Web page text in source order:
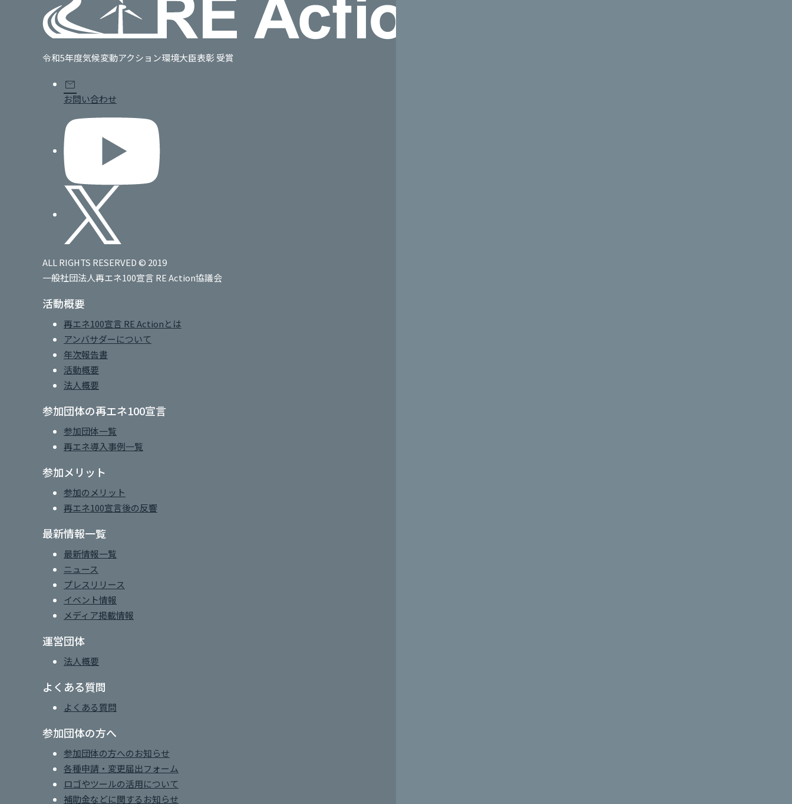
令和5年度気候変動アクション環境大臣表彰 受賞
mail
お問い合わせ
ALL RIGHTS RESERVED © 2019
一般社団法人再エネ100宣言 RE Action協議会
活動概要
再エネ100宣言 RE Actionとは
アンバサダーについて
年次報告書
活動概要
法人概要
参加団体の再エネ100宣言
参加団体一覧
再エネ導入事例一覧
参加メリット
参加のメリット
再エネ100宣言後の反響
最新情報一覧
最新情報一覧
ニュース
プレスリリース
イベント情報
メディア掲載情報
運営団体
法人概要
よくある質問
よくある質問
参加団体の方へ
参加団体の方へのお知らせ
各種申請・変更届出フォーム
ロゴやツールの活用について
補助金などに関するお知らせ